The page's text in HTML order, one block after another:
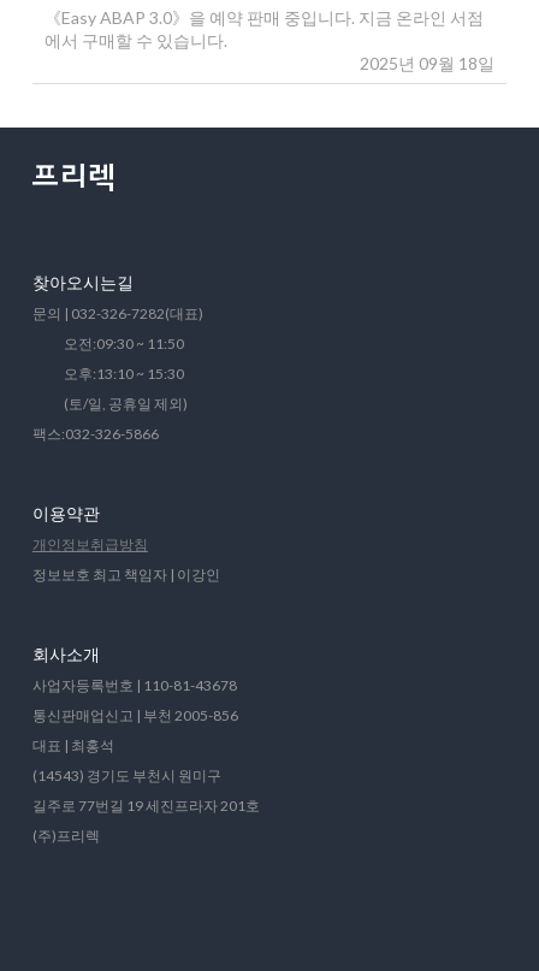
《Easy ABAP 3.0》을 예약 판매 중입니다. 지금 온라인 서점
에서 구매할 수 있습니다.
2025년 09월 18일
찾아오시는길
문의 | 032-326-7282(대표)
오전:09:30 ~ 11:50
오후:13:10 ~ 15:30
(토/일, 공휴일 제외)
팩스:032-326-5866
이용약관
개인정보취급방침
정보보호 최고 책임자 | 이강인
회사소개
사업자등록번호 | 110-81-43678
통신판매업신고 | 부천 2005-856
대표 | 최홍석
(14543) 경기도 부천시 원미구
길주로 77번길 19 세진프라자 201호
(주)프리렉